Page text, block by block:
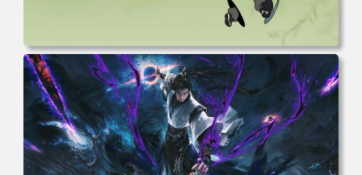
电脑壁纸 动漫 无限 罗小黑 罗小黑战记 罗小黑战记2 风息
鹿野师姐 电脑桌面 高清壁纸 壁纸下载 壁纸大全